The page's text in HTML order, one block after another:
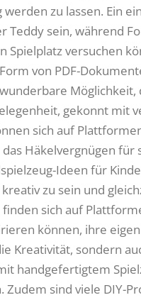
zu lassen. Ein
Teddy sein, während
Spielplatz versuchen
von PDF-
gekonnt mit
sich auf
Häkelvergnügen für
Ideen für
zu sein und
sich auf
können, ihre
Kreativität, sondern
handgefertigtem
Zudem sind viele DIY-